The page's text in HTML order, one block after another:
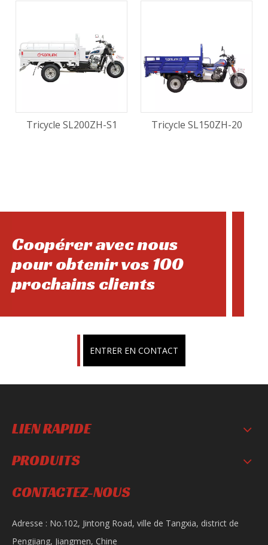
Tricycle SL200ZH-S1 Tricycle SL150ZH-20
Coopérer avec nous
pour obtenir vos 100
prochains clients
ENTRER EN CONTACT
LIEN RAPIDE
PRODUITS
CONTACTEZ-NOUS
Adresse : No.102, Jintong Road, ville de Tangxia, district de
Pengjiang, Jiangmen, Chine